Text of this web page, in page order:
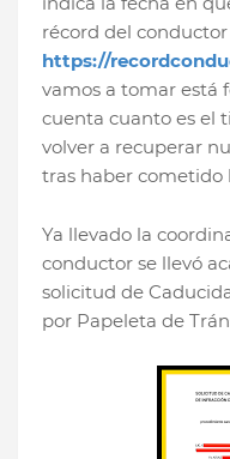
récord del conductor
https://
vamos a tomar está
cuenta cuanto es el
volver a recuperar
tras haber cometido
Ya llevado la
conductor se llevó
solicitud de
por Papeleta de